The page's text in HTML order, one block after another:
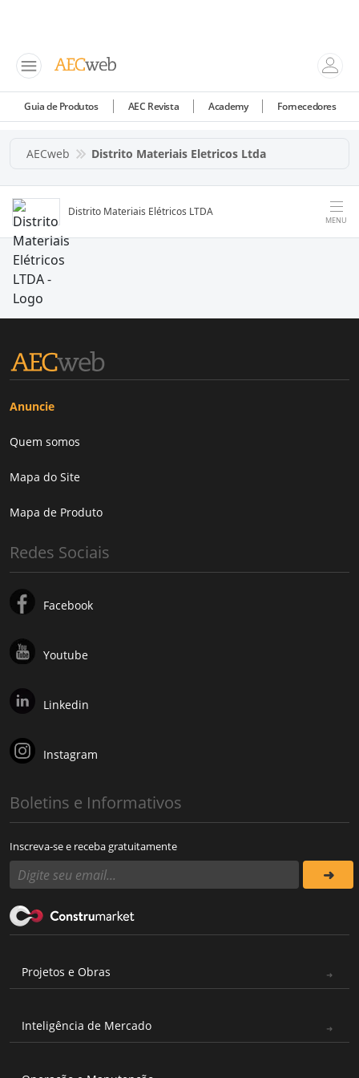
Guia de Produtos AEC Revista Academy Fornecedores
AECweb Distrito Materiais Eletricos Ltda
Distrito Materiais Elétricos LTDA
MENU
Anuncie
Quem somos
Mapa do Site
Mapa de Produto
Redes Sociais
Facebook
Youtube
Linkedin
Instagram
Boletins e Informativos
Inscreva-se e receba gratuitamente
Projetos e Obras
Inteligência de Mercado